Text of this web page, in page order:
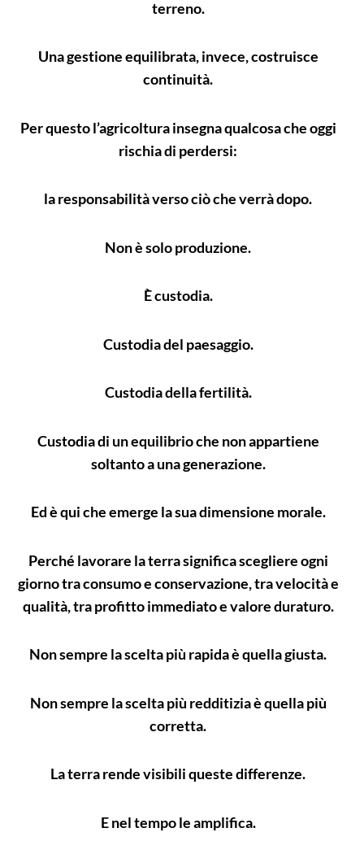
terreno.
Una gestione equilibrata, invece, costruisce
continuità.
Per questo l’agricoltura insegna qualcosa che oggi
rischia di perdersi:
la responsabilità verso ciò che verrà dopo.
Non è solo produzione.
È custodia.
Custodia del paesaggio.
Custodia della fertilità.
Custodia di un equilibrio che non appartiene
soltanto a una generazione.
Ed è qui che emerge la sua dimensione morale.
Perché lavorare la terra significa scegliere ogni
giorno tra consumo e conservazione, tra velocità e
qualità, tra profitto immediato e valore duraturo.
Non sempre la scelta più rapida è quella giusta.
Non sempre la scelta più redditizia è quella più
corretta.
La terra rende visibili queste differenze.
E nel tempo le amplifica.